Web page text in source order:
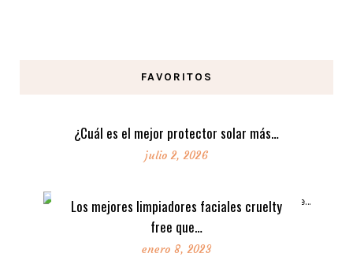
FAVORITOS
¿Cuál es el mejor protector solar más…
julio 2, 2026
Los mejores limpiadores faciales cruelty
free que…
enero 8, 2023